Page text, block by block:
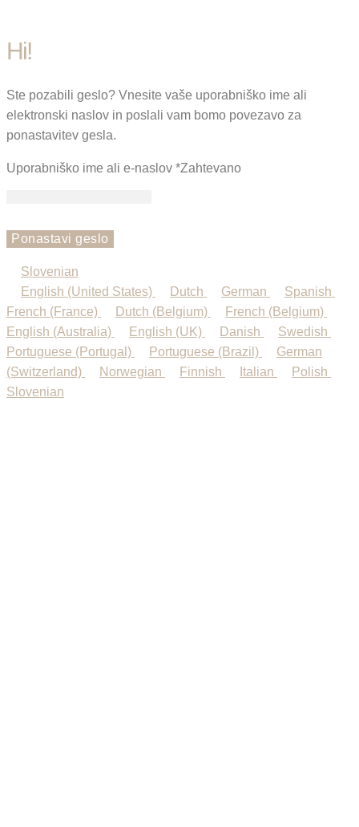
Hi!
Ste pozabili geslo? Vnesite vaše uporabniško ime ali
elektronski naslov in poslali vam bomo povezavo za
ponastavitev gesla.
Uporabniško ime ali e-naslov *Zahtevano
Ponastavi geslo
Slovenian
English (United States)
Dutch German
Spanish
French (France)
Dutch (Belgium)
French (Belgium)
English (Australia)
English (UK) Danish
Swedish
Portuguese (Portugal)
Portuguese (Brazil)
German
(Switzerland)
Norwegian Finnish Italian
Polish
Slovenian